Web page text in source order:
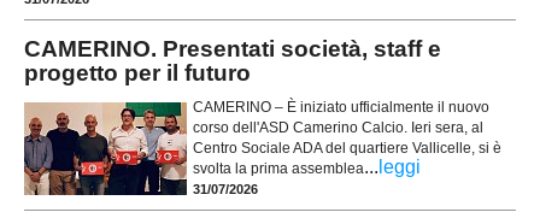
CAMERINO. Presentati società, staff e
progetto per il futuro
CAMERINO – È iniziato ufficialmente il nuovo
corso dell'ASD Camerino Calcio. Ieri sera, al
Centro Sociale ADA del quartiere Vallicelle, si è
svolta la prima assemblea... leggi
31/07/2026